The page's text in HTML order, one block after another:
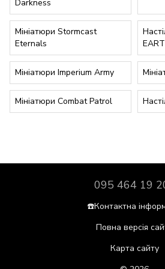
Darkness
Мініатюри Stormcast
Eternals
Мініатюри Imperium Army
Мініатюри Combat Patrol
095 464 19
☎️Контактна
Повна версія
Карта сайту